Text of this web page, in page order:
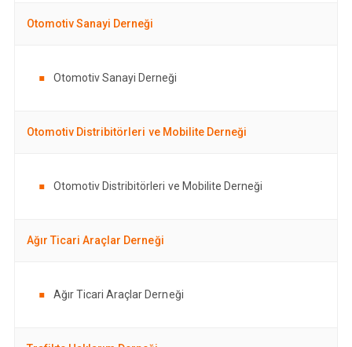
Otomotiv Sanayi Derneği
Otomotiv Sanayi Derneği
Otomotiv Distribitörleri ve Mobilite Derneği
Otomotiv Distribitörleri ve Mobilite Derneği
Ağır Ticari Araçlar Derneği
Ağır Ticari Araçlar Derneği